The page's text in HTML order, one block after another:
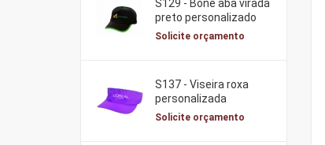
S129 - Boné aba virada
preto personalizado
Solicite orçamento
S137 - Viseira roxa
personalizada
Solicite orçamento